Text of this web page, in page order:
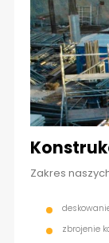
Zakres
zbrojenie